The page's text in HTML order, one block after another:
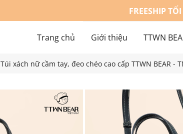
FREESHIP
Trang chủ Giới thiệu TTWN
Hệ thống cửa hàng Liên hệ
Túi xách nữ cầm tay, đeo chéo cao cấp TTWN BEAR -